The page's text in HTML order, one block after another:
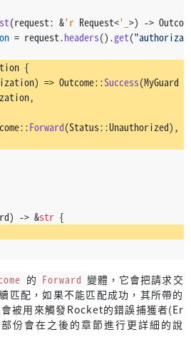
(request: &'r Request<'_ >) ->
= request.headers().get(
{
=> Outcome::Success(MyGuard {
Forward(Status::Unauthorized),
-> &str {
的 Forward 變體，它會把請求交
匹配，如果不能匹配成功，其所帶的
被用來觸發Rocket的錯誤捕獲者(Er
份會在之後的章節進行更詳細的說